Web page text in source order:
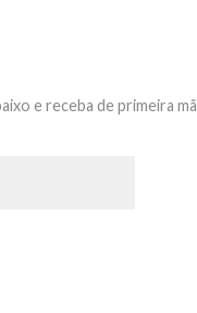
e receba de primeira